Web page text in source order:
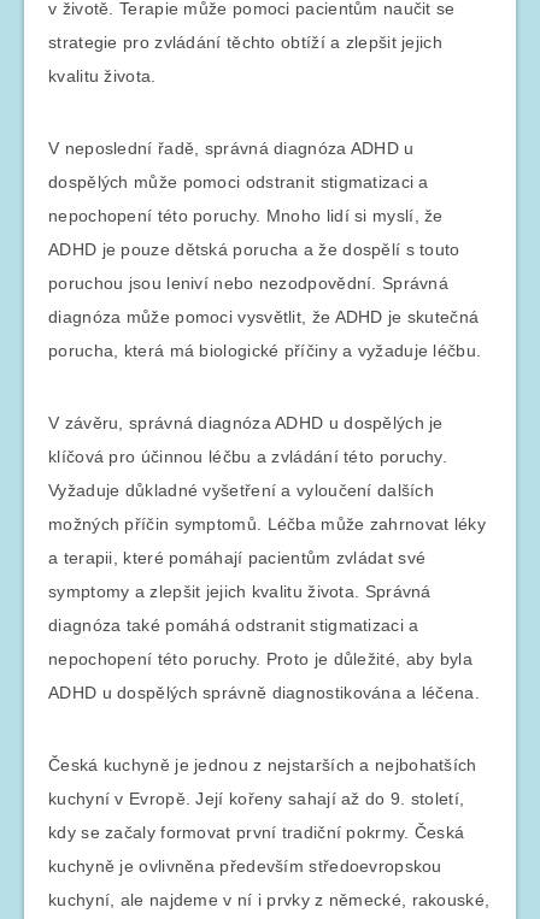
v životě. Terapie může pomoci pacientům naučit se
strategie pro zvládání těchto obtíží a zlepšit jejich
kvalitu života.
V neposlední řadě, správná diagnóza ADHD u
dospělých může pomoci odstranit stigmatizaci a
nepochopení této poruchy. Mnoho lidí si myslí, že
ADHD je pouze dětská porucha a že dospělí s touto
poruchou jsou leniví nebo nezodpovědní. Správná
diagnóza může pomoci vysvětlit, že ADHD je skutečná
porucha, která má biologické příčiny a vyžaduje léčbu.
V závěru, správná diagnóza ADHD u dospělých je
klíčová pro účinnou léčbu a zvládání této poruchy.
Vyžaduje důkladné vyšetření a vyloučení dalších
možných příčin symptomů. Léčba může zahrnovat léky
a terapii, které pomáhají pacientům zvládat své
symptomy a zlepšit jejich kvalitu života. Správná
diagnóza také pomáhá odstranit stigmatizaci a
nepochopení této poruchy. Proto je důležité, aby byla
ADHD u dospělých správně diagnostikována a léčena.
Česká kuchyně je jednou z nejstarších a nejbohatších
kuchyní v Evropě. Její kořeny sahají až do 9. století,
kdy se začaly formovat první tradiční pokrmy. Česká
kuchyně je ovlivněna především středoevropskou
kuchyní, ale najdeme v ní i prvky z německé, rakouské,